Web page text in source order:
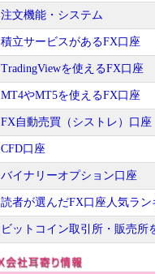
注文機能・システム
積立サービスがあるFX口座
TradingViewを使えるFX口座
MT4やMT5を使えるFX口座
FX自動売買（シストレ）口座
CFD口座
バイナリーオプション口座
読者が選んだFX口座人気ラン
ビットコイン取引所・販売所